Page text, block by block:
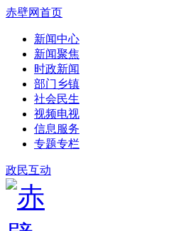
赤壁网首页
新闻中心
新闻聚焦
时政新闻
部门乡镇
社会民生
视频电视
信息服务
专题专栏
政民互动